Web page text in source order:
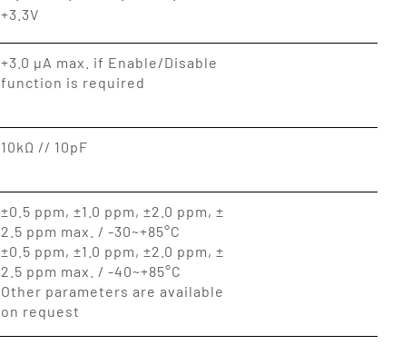
+3.3V
+3.0 µA max. if Enable/Disable
function is required
10kΩ // 10pF
±0.5 ppm, ±1.0 ppm, ±2.0 ppm, ±
2.5 ppm max. / -30~+85°C
±0.5 ppm, ±1.0 ppm, ±2.0 ppm, ±
2.5 ppm max. / -40~+85°C
Other parameters are available
on request